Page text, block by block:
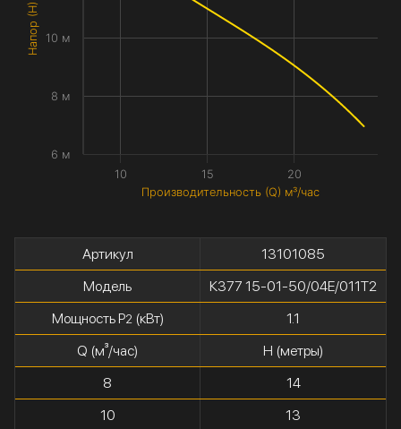
Производительность (Q) м³/час
10 15 20
6 м
8 м
10 м
Артикул
13101085
Модель
К377 15-01-50/04Е/011Т2
Мощность P2(кВт)
1.1
Q (м³/час)
H (метры)
8
14
10
13